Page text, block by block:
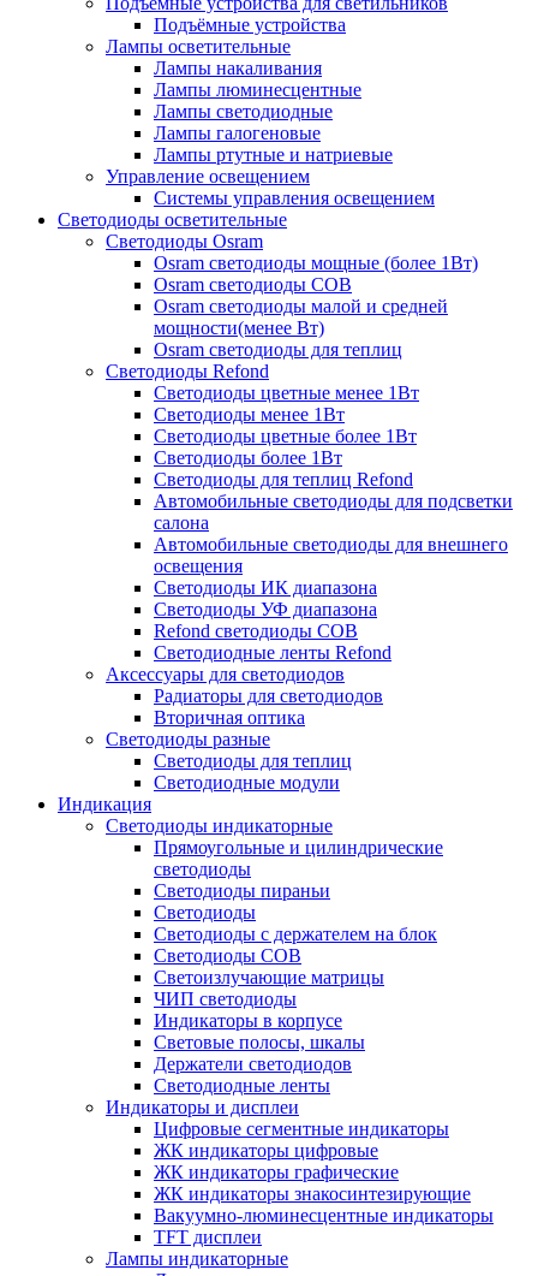
Подъёмные устройства
Лампы осветительные
Лампы накаливания
Лампы люминесцентные
Лампы светодиодные
Лампы галогеновые
Лампы ртутные и натриевые
Управление освещением
Системы управления освещением
Светодиоды осветительные
Светодиоды Osram
Osram светодиоды мощные (более 1Вт)
Osram светодиоды COB
Osram светодиоды малой и средней
мощности(менее Вт)
Osram светодиоды для теплиц
Светодиоды Refond
Светодиоды цветные менее 1Вт
Светодиоды менее 1Вт
Светодиоды цветные более 1Вт
Светодиоды более 1Вт
Светодиоды для теплиц Refond
Автомобильные светодиоды для подсветки
салона
Автомобильные светодиоды для внешнего
освещения
Светодиоды ИК диапазона
Светодиоды УФ диапазона
Refond светодиоды COB
Светодиодные ленты Refond
Аксессуары для светодиодов
Радиаторы для светодиодов
Вторичная оптика
Светодиоды разные
Светодиоды для теплиц
Светодиодные модули
Индикация
Светодиоды индикаторные
Прямоугольные и цилиндрические
светодиоды
Светодиоды пираньи
Светодиоды
Светодиоды с держателем на блок
Светодиоды COB
Светоизлучающие матрицы
ЧИП светодиоды
Индикаторы в корпусе
Световые полосы, шкалы
Держатели светодиодов
Светодиодные ленты
Индикаторы и дисплеи
Цифровые сегментные индикаторы
ЖК индикаторы цифровые
ЖК индикаторы графические
ЖК индикаторы знакосинтезирующие
Вакуумно-люминесцентные индикаторы
TFT дисплеи
Лампы индикаторные